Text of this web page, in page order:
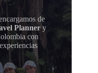
de
Plannery
con